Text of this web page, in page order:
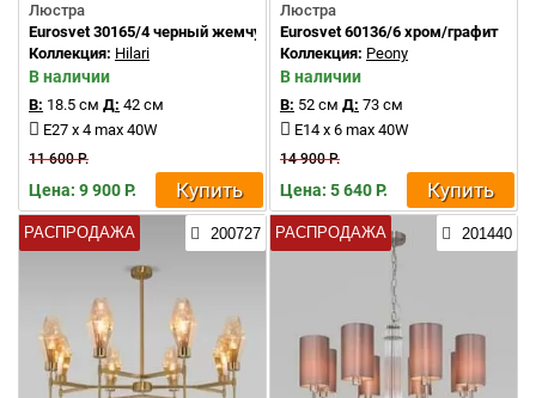
Люстра
Eurosvet 30165/4 черный жемчуг
Коллекция: Hilari
В наличии
В: 18.5 см Д: 42 см
E27 x 4 max 40W
11 600 Р.
Цена: 9 900 Р. Купить
Люстра
Eurosvet 60136/6 хром/графит
Коллекция: Peony
В наличии
В: 52 см Д: 73 см
E14 x 6 max 40W
14 900 Р.
Цена: 5 640 Р. Купить
РАСПРОДАЖА 200727 РАСПРОДАЖА 201440